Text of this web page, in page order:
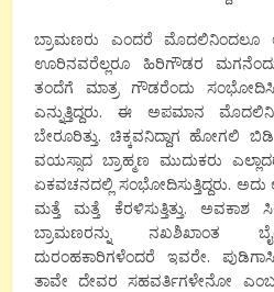
ಬ್ರಾಮಣರು ಎಂದರೆ ಮೊದಲಿನಿಂದಲೂ
ಊರಿನವರೆಲ್ಲರೂ ಹಿರಿಗೌಡರ ಮಗನೆಂದು
ತಂದೆಗೆ ಮಾತ್ರ ಗೌಡರೆಂದು
ಎನ್ನುತ್ತಿದ್ದರು. ಈ ಅಪಮಾನ
ಬೇರೂರಿತ್ತು. ಚಿಕ್ಕವನಿದ್ದಾಗ ಹೋಗಲಿ
ವಯಸ್ಸಾದ ಬ್ರಾಹ್ಮಣ ಮುದುಕರು
ಏಕವಚನದಲ್ಲಿ ಸಂಭೋದಿಸುತ್ತಿದ್ದರು.
ಮತ್ತೆ ಮತ್ತೆ ಕೆರಳಿಸುತ್ತಿತ್ತು. ಅವಕಾಶ
ಬ್ರಾಮಣರನ್ನು ನಖಶಿಖಾಂತ
ದುರಂಹಕಾರಿಗಳೆಂದರೆ ಇವರೇ.
ತಾವೇ ದೇವರ ಸಹವರ್ತಿಗಳೇನೋ